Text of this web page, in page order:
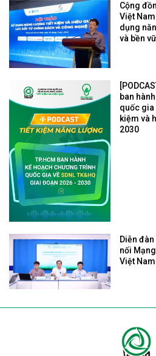
Cộng
Việt
dụng
và bền
ban
quốc gia
kiệm và
2030
Diễn
nối
Việt Nam